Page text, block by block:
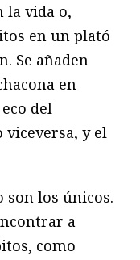
la vida o,
en un plató
Se añaden
en
del
viceversa, y el
son los únicos.
a
como